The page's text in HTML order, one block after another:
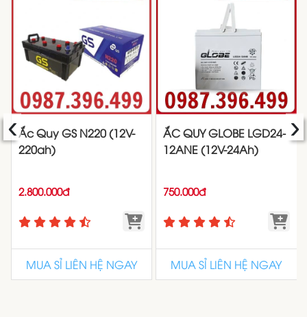
Ắc Quy GS N220 (12V-
220ah)
2.800.000đ
MUA SỈ LIÊN HỆ NGAY
ẮC QUY GLOBE LGD24-
12ANE (12V-24Ah)
750.000đ
MUA SỈ LIÊN HỆ NGAY
‹ ›